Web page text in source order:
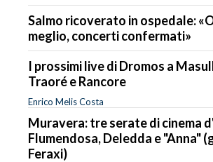
Salmo ricoverato in ospedale:
meglio, concerti confermati»
I prossimi live di Dromos a
Traoré e Rancore
Enrico Melis Costa
Muravera: tre serate di cinema
Flumendosa, Deledda e "Anna"
Feraxi)